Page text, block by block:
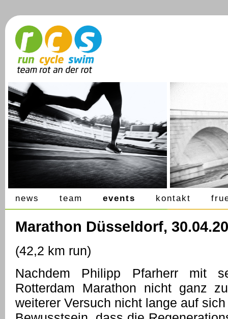
news team events kontakt
Marathon Düsseldorf,
(42,2 km run)
Nachdem Philipp Pfarherr mit
Rotterdam Marathon nicht ganz
weiterer Versuch nicht lange auf